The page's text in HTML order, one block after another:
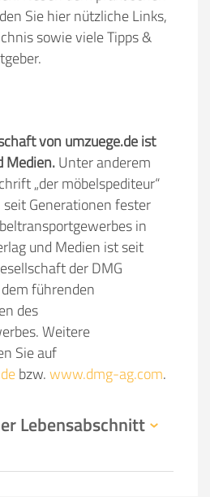
Sie hier nützliche Links,
sowie viele Tipps &
von umzuege.de ist
Medien.Unter anderem
„der möbelspediteur“
seit Generationen fester
in
und Medien ist seit
der DMG
führenden
des
Weitere
Sie auf
bzw.www.dmg-ag.com.
Lebensabschnitt